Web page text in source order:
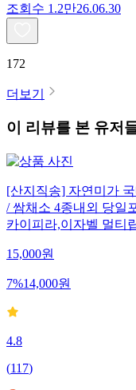
조회수 1.2만26.06.30
172
더보기
이 리뷰를 본 유저
[산지직송] 자연미가
/ 쌈채소 4종내외 당일
카이피라,이자벨 멀티
15,000원
7%14,000원
4.8
(117)